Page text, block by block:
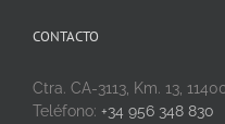
CONTACTO
Ctra. CA-3113, Km. 13,
Teléfono: +34 956 348 830